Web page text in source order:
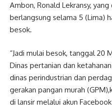
Ambon, Ronald Lekransy,
berlangsung selama 5 (Lima)
besok.
“Jadi mulai besok, tanggal 20
Dinas pertanian dan
dinas perindustrian dan
gerakan pangan murah
di lansir melalui akun